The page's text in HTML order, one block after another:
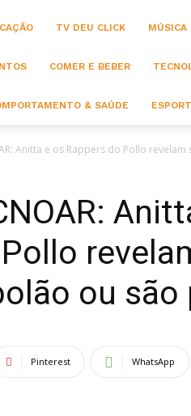
TV DEU CLICK MÚSICA
COMER E BEBER
& SAÚDE
Anitta e os Rappers do Pollo revelam
ou são
Pinterest WhatsApp